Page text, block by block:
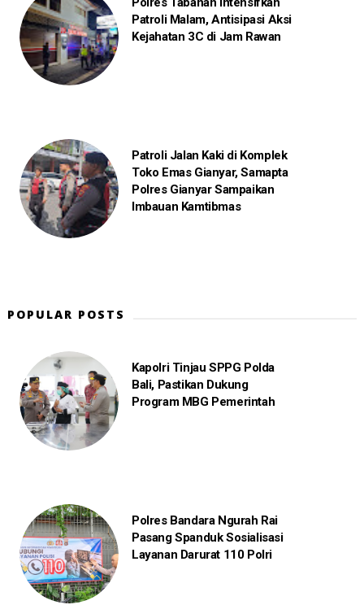
Patroli Malam, Antisipasi Aksi
Kejahatan 3C di Jam Rawan
Patroli Jalan Kaki di Komplek
Toko Emas Gianyar, Samapta
Polres Gianyar Sampaikan
Imbauan Kamtibmas
POPULAR POSTS
Kapolri Tinjau SPPG Polda
Bali, Pastikan Dukung
Program MBG Pemerintah
Polres Bandara Ngurah Rai
Pasang Spanduk Sosialisasi
Layanan Darurat 110 Polri